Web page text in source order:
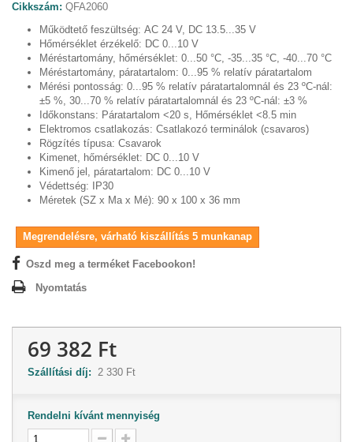
Cikkszám: QFA2060
Működtető feszültség: AC 24 V, DC 13.5...35 V
Hőmérséklet érzékelő: DC 0...10 V
Méréstartomány, hőmérséklet: 0...50 °C, -35...35 °C, -40...70 °C
Méréstartomány, páratartalom: 0...95 % relatív páratartalom
Mérési pontosság: 0...95 % relatív páratartalomnál és 23 ºC-nál:
±5 %, 30...70 % relatív páratartalomnál és 23 ºC-nál: ±3 %
Időkonstans: Páratartalom <20 s, Hőmérséklet <8.5 min
Elektromos csatlakozás: Csatlakozó terminálok (csavaros)
Rögzítés típusa: Csavarok
Kimenet, hőmérséklet: DC 0...10 V
Kimenő jel, páratartalom: DC 0...10 V
Védettség:
IP30
Méretek (SZ x Ma x Mé): 90 x 100 x 36 mm
Megrendelésre, várható kiszállítás 5 munkanap
Oszd meg a terméket Facebookon!
Nyomtatás
69 382 Ft
Szállítási díj: 2 330 Ft
Rendelni kívánt mennyiség